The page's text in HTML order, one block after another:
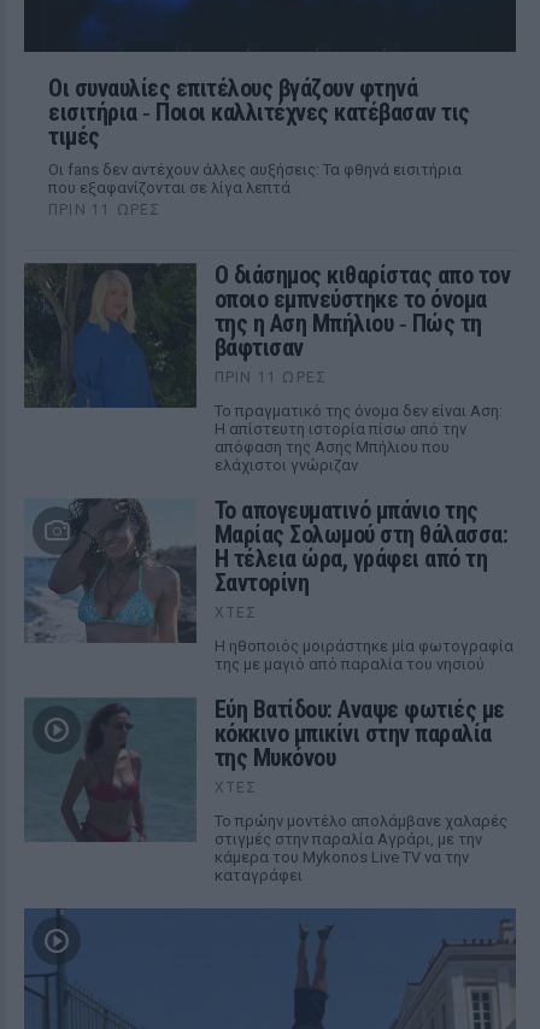
Οι συναυλίες επιτέλους βγάζουν φτηνά
εισιτήρια ‑ Ποιοι καλλιτέχνες κατέβασαν τις
τιμές
Οι fans δεν αντέχουν άλλες αυξήσεις: Τα φθηνά εισιτήρια
που εξαφανίζονται σε λίγα λεπτά
ΠΡΙΝ 11 ΏΡΕΣ
Ο διάσημος κιθαρίστας απο τον
οποιο εμπνεύστηκε το όνομα
της η Αση Μπήλιου ‑ Πώς τη
βάφτισαν
ΠΡΙΝ 11 ΏΡΕΣ
Το πραγματικό της όνομα δεν είναι Αση:
Η απίστευτη ιστορία πίσω από την
απόφαση της Ασης Μπήλιου που
ελάχιστοι γνώριζαν
Το απογευματινό μπάνιο της
Μαρίας Σολωμού στη θάλασσα:
Η τέλεια ώρα, γράφει από τη
Σαντορίνη
ΧΤΕΣ
Η ηθοποιός μοιράστηκε μία φωτογραφία
της με μαγιό από παραλία του νησιού
Εύη Βατίδου: Αναψε φωτιές με
κόκκινο μπικίνι στην παραλία
της Μυκόνου
ΧΤΕΣ
Το πρώην μοντέλο απολάμβανε χαλαρές
στιγμές στην παραλία Αγράρι, με την
κάμερα του Mykonos Live TV να την
καταγράφει